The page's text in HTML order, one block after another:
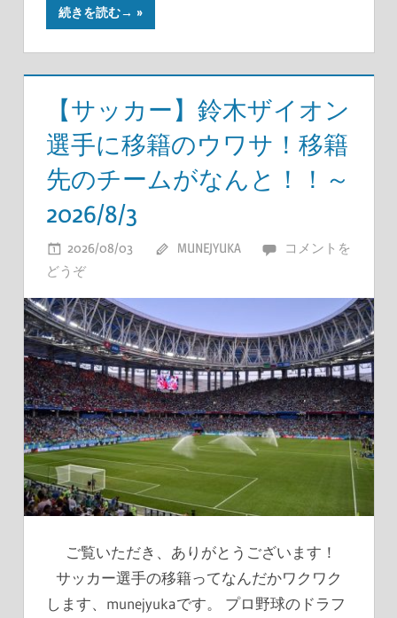
続きを読む→
【サッカー】鈴木ザイオン
選手に移籍のウワサ！移籍
先のチームがなんと！！～
2026/8/3
2026/08/03 MUNEJYUKA
コメントを
どうぞ
ご覧いただき、ありがとうございます！
サッカー選手の移籍ってなんだかワクワク
します、munejyukaです。 プロ野球のドラフ